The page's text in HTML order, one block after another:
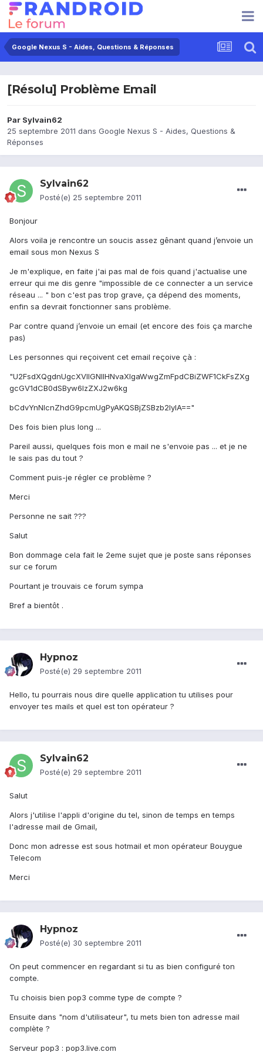
Google Nexus S - Aides, Questions & Réponses
[Résolu] Problème Email
Par Sylvain62
25 septembre 2011 dans Google Nexus S - Aides, Questions &
Réponses
Sylvain62
Posté(e) 25 septembre 2011
Bonjour
Alors voila je rencontre un soucis assez gênant quand j’envoie un
email sous mon Nexus S
Je m'explique, en faite j'ai pas mal de fois quand j'actualise une
erreur qui me dis genre "impossible de ce connecter a un service
réseau ... " bon c'est pas trop grave, ça dépend des moments,
enfin sa devrait fonctionner sans problème.
Par contre quand j’envoie un email (et encore des fois ça marche
pas)
Les personnes qui reçoivent cet email reçoive çà :
"U2FsdXQgdnUgcXVlIGNlIHNvaXIgaWwgZmFpdCBiZWF1CkFsZXg
gcGV1dCB0dSByw6lzZXJ2w6kg
bCdvYnNlcnZhdG9pcmUgPyAKQSBjZSBzb2lyIA=="
Des fois bien plus long ...
Pareil aussi, quelques fois mon e mail ne s'envoie pas ... et je ne
le sais pas du tout ?
Comment puis-je régler ce problème ?
Merci
Personne ne sait ???
Salut
Bon dommage cela fait le 2eme sujet que je poste sans réponses
sur ce forum
Pourtant je trouvais ce forum sympa
Bref a bientôt .
Hypnoz
Posté(e) 29 septembre 2011
Hello, tu pourrais nous dire quelle application tu utilises pour
envoyer tes mails et quel est ton opérateur ?
Sylvain62
Posté(e) 29 septembre 2011
Salut
Alors j'utilise l'appli d'origine du tel, sinon de temps en temps
l'adresse mail de Gmail,
Donc mon adresse est sous hotmail et mon opérateur Bouygue
Telecom
Merci
Hypnoz
Posté(e) 30 septembre 2011
On peut commencer en regardant si tu as bien configuré ton
compte.
Tu choisis bien pop3 comme type de compte ?
Ensuite dans "nom d'utilisateur", tu mets bien ton adresse mail
complète ?
Serveur pop3 : pop3.live.com